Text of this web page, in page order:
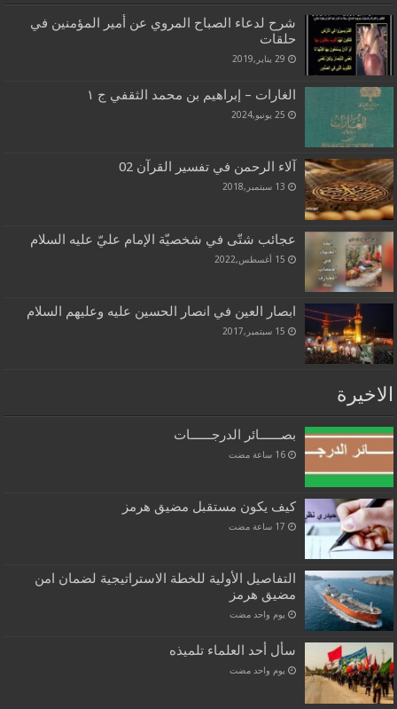
شرح لدعاء الصباح المروي عن أمير المؤمنين في
حلقات
29 يناير,2019
الغارات – إبراهيم بن محمد الثقفي ج ١
25 يونيو,2024
آلاء الرحمن في تفسير القرآن 02
13 سبتمبر,2018
عجائب شتّى في شخصيّة الإمام عليّ عليه السلام
15 أغسطس,2022
ابصار العين في انصار الحسين عليه وعليهم السلام
15 سبتمبر,2017
الاخيرة
بصــــــائر الدرجــــــات
‏16 ساعة مضت
كيف يكون مستقبل مضيق هرمز
التفاصيل الأولية للخطة الاستراتيجية لضمان امن
مضيق هرمز
‏يوم واحد مضت
سأل أحد العلماء تلميذه
‏يوم واحد مضت